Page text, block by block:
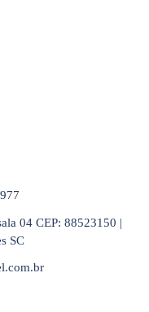
04 CEP: 88523150 |
SC